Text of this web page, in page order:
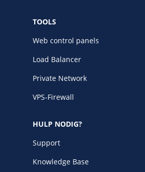
TOOLS
Web control panels
Load Balancer
Private Network
VPS-Firewall
HULP NODIG?
Support
Knowledge Base